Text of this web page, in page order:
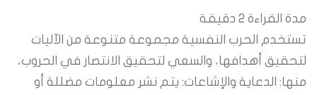
مدة القراءة 2 دقيقة
تستخدم الحرب النفسية مجموعة متنوعة من الآليات
لتحقيق أهدافها، والسعي لتحقيق الانتصار في الحروب،
منها: الدعاية والإشاعات: يتم نشر معلومات مضللة أو